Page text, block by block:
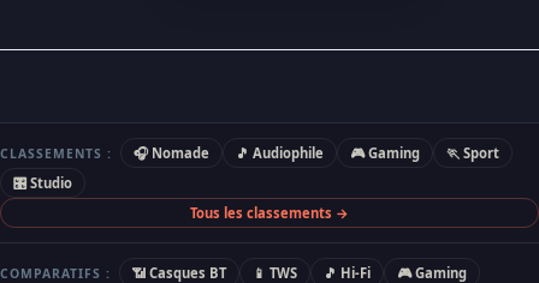
CLASSEMENTS : 🎧 Nomade 🎵 Audiophile 🎮 Gaming
🏃 Sport
🎛 Studio
Tous les classements →
COMPARATIFS : 📶 Casques BT 📱 TWS 🎵 Hi-Fi
🎮 Gaming